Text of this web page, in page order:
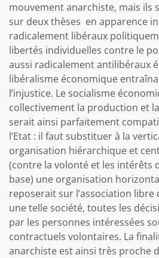
mouvement anarchiste, mais ils
sur deux thèses en apparence
radicalement libéraux
libertés individuelles contre le
aussi radicalement antilibéraux
libéralisme économique
l’injustice. Le socialisme
collectivement la production et
serait ainsi parfaitement
l’Etat : il faut substituer à la
organisation hiérarchique et
(contre la volonté et les intérêts
base) une organisation
reposerait sur l’association libre
une telle société, toutes les
par les personnes intéressées
contractuels volontaires. La
anarchiste est ainsi très proche